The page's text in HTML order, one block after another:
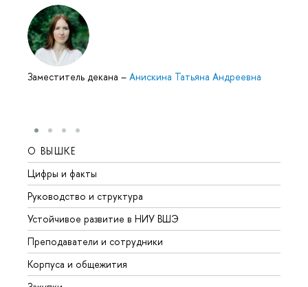
Заместитель декана – Анискина Татьяна Андреевна
О ВЫШКЕ
Цифры и факты
Руководство и структура
Устойчивое развитие в НИУ ВШЭ
Преподаватели и сотрудники
Корпуса и общежития